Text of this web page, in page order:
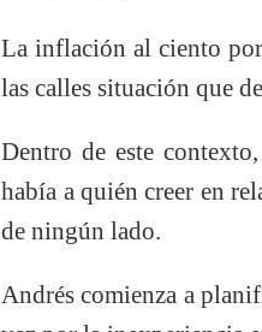
La inflación al ciento
las calles situación que
Dentro de este
había a quién creer en
de ningún lado.
Andrés comienza a